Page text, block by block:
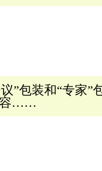
”包装和“专家”
容……